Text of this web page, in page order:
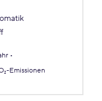
Emissionen